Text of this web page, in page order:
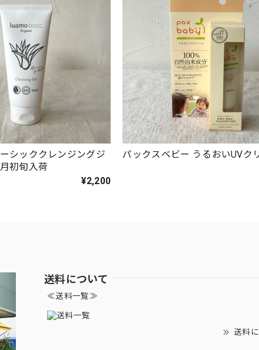
ーシッククレンジングジ
旬入荷
¥2,200
パックスベビー うるおいUVク
送料について
≪送料一覧≫
送料